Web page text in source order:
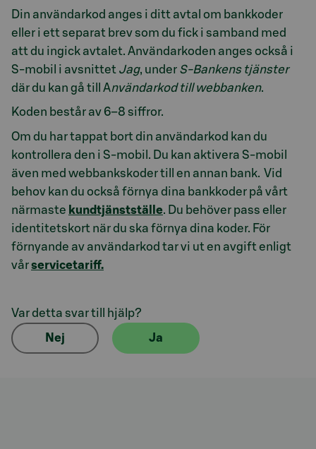
Din användarkod anges i ditt avtal om bankkoder
eller i ett separat brev som du fick i samband med
att du ingick avtalet. Användarkoden anges också i
S-mobil i avsnittet Jag, under S-Bankens tjänster
där du kan gå till Användarkod till webbanken.
Koden består av 6–8 siffror.
Om du har tappat bort din användarkod kan du
kontrollera den i S-mobil. Du kan aktivera S-mobil
även med webbankskoder till en annan bank. Vid
behov kan du också förnya dina bankkoder på vårt
närmaste kundtjänstställe. Du behöver pass eller
identitetskort när du ska förnya dina koder. För
förnyande av användarkod tar vi ut en avgift enligt
vårservicetariff.
Var detta svar till hjälp?
Nej Ja